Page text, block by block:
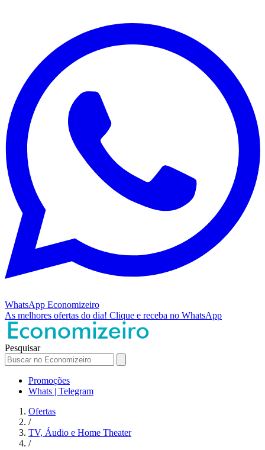
WhatsApp Economizeiro
As melhores ofertas do dia! Clique e receba no WhatsApp
Pesquisar
Promoções
Whats | Telegram
Ofertas
/
TV, Áudio e Home Theater
/